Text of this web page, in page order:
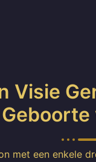
Visie
met een enkele